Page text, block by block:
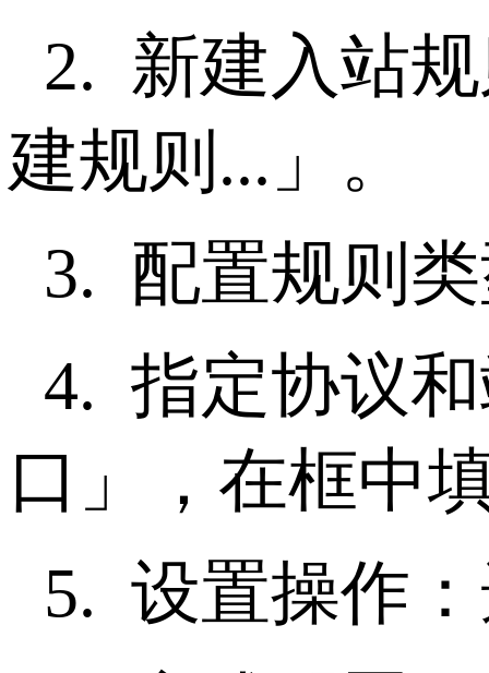
2. 新建入站
建规则... 」。
3. 配置规则
4. 指定协议
口」，在框中
5. 设置操作